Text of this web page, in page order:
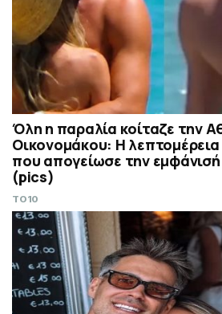
Όλη η παραλία κοίταζε την
Οικονομάκου: Η λεπτομέρεια
που απογείωσε την
(pics)
TO10